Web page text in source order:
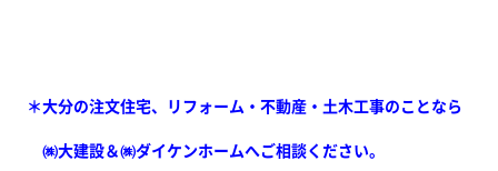
＊大分の注文住宅、リフォーム・不動産・土木工事のことなら
㈱大建設＆㈱ダイケンホームへご相談ください。